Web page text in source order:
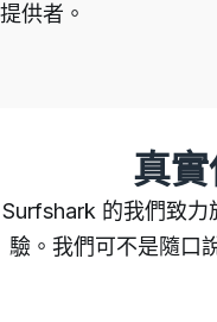
提供者。
真
Surfshark 的我們致力
驗。我們可不是隨口